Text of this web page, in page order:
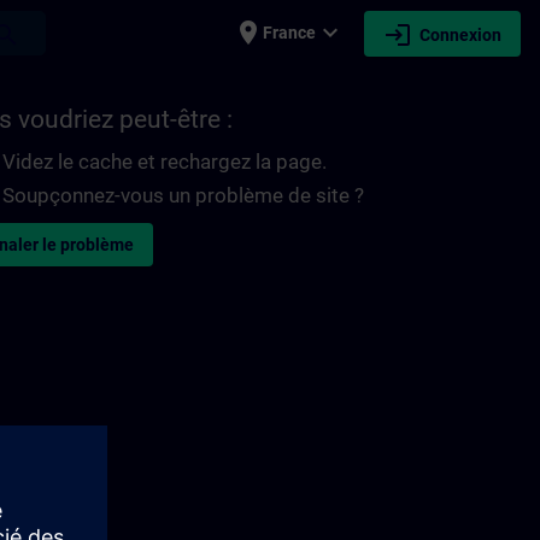
place France expand_more login Connexion
voudriez peut-être :
Videz le cache et rechargez la page.
Soupçonnez-vous un problème de site ?
le problème